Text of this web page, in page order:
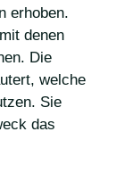
erhoben.
denen
Die
welche
Sie
das